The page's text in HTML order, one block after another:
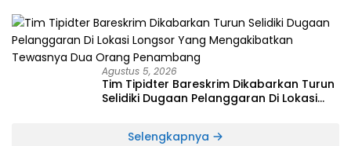
perkebunan Lolotut Target Bareskrim
TIPEDTER MABES POLRI
Agustus 5, 2026
Tim Tipidter Bareskrim Dikabarkan Turun
Selidiki Dugaan Pelanggaran Di Lokasi
Selengkapnya